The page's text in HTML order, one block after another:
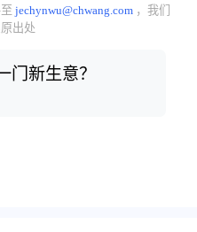
至jechynwu@chwang.com ，我们
出处
门新生意？